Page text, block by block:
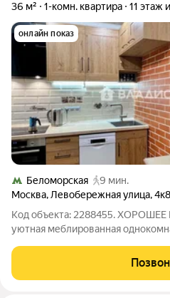
36 м² 1-комн. квартира 11 этаж
онлайн показ
Беломорская
9 мин.
Москва, Левобережная улица,4к8
Код объекта: 2288455.
уютная меблированная
10 мин пешком). Квартира
наличии вся необходимая